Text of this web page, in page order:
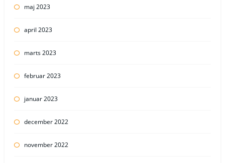
maj 2023
april 2023
marts 2023
februar 2023
januar 2023
december 2022
november 2022